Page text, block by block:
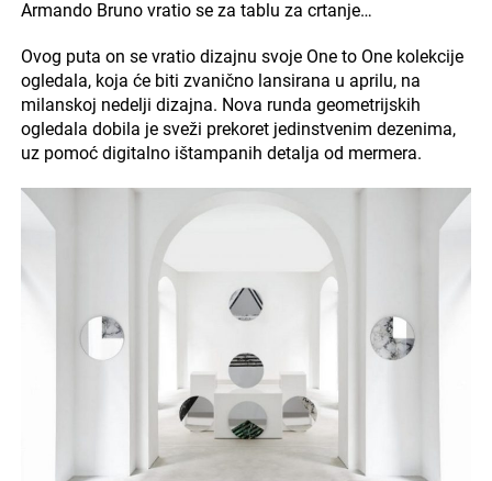
Armando Bruno vratio se za tablu za crtanje…
Ovog puta on se vratio dizajnu svoje One to One kolekcije
ogledala, koja će biti zvanično lansirana u aprilu, na
milanskoj nedelji dizajna. Nova runda geometrijskih
ogledala dobila je sveži prekoret jedinstvenim dezenima,
uz pomoć digitalno ištampanih detalja od mermera.